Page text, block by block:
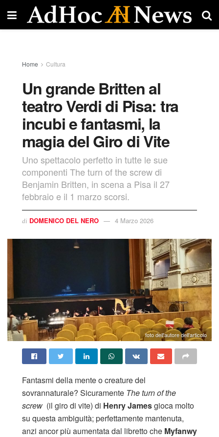
Home Cultura
Un grande Britten al
teatro Verdi di Pisa: tra
incubi e fantasmi, la
magia del Giro di Vite
Uno spettacolo perfetto in tutte le sue
componenti The turn of the screw di
Benjamin Britten, in scena a Pisa il 27
febbraio e il 1 marzo scorsi.
di DOMENICO DEL NERO 4 Marzo 2026
foto dell'autore dell'articolo
Fantasmi della mente o creature del
sovrannaturale? Sicuramente The turn of the
screw (il giro di vite) di Henry Jamesgioca molto
su questa ambiguità; perfettamente mantenuta,
anzi ancor più aumentata dal libretto che Myfanwy